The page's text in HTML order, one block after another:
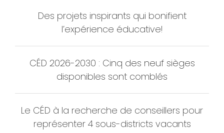
Des projets inspirants qui bonifient
l’expérience éducative!
CÉD 2026-2030 : Cinq des neuf sièges
disponibles sont comblés
Le CÉD à la recherche de conseillers pour
représenter 4 sous-districts vacants